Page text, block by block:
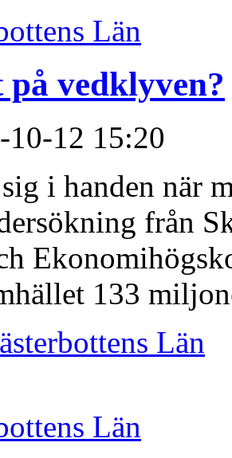
Län
vedklyven?
10-12 15:20
i handen när
från
133
Län
Län